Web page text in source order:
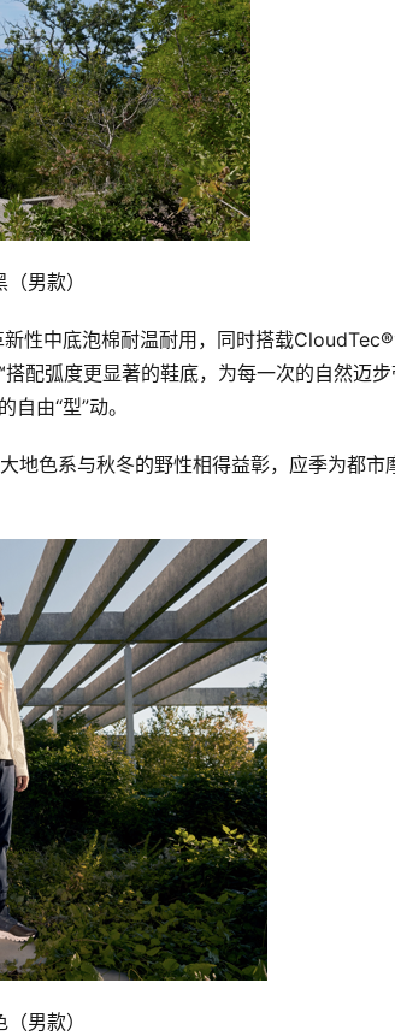
男款）
性中底泡棉耐温耐用，同时搭载
配弧度更显著的鞋底，为每一次的自然迈
由“型”动。
地色系与秋冬的野性相得益彰，应季为都市
男款）